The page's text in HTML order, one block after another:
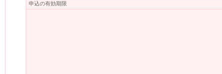
申込の有効期限